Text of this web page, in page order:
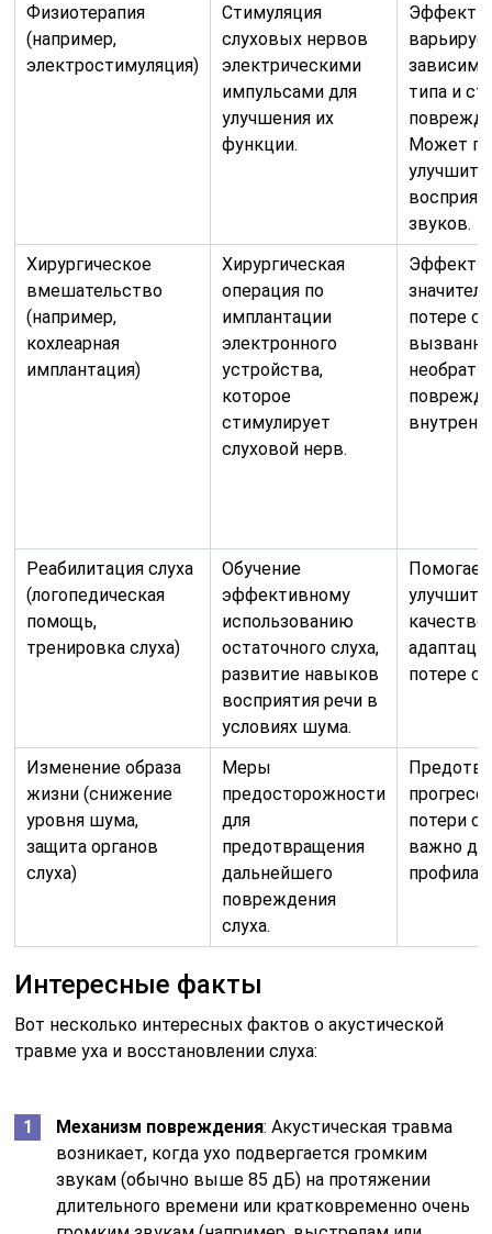
Физиотерапия
(например,
электростимуляция)
Стимуляция
слуховых нервов
электрическими
импульсами для
улучшения их
функции.
типа и
Может
улучшить
звуков.
Хирургическое
вмешательство
(например,
кохлеарная
имплантация)
Хирургическая
операция по
имплантации
электронного
устройства,
которое
стимулирует
слуховой нерв.
потере
Реабилитация слуха
(логопедическая
помощь,
тренировка слуха)
Обучение
эффективному
использованию
остаточного слуха,
развитие навыков
восприятия речи в
условиях шума.
Помогает
улучшить
потере
Изменение образа
жизни (снижение
уровня шума,
защита органов
слуха)
Меры
предосторожности
для
предотвращения
дальнейшего
повреждения
слуха.
потери
важно
Интересные факты
Вот несколько интересных фактов о акустической
травме уха и восстановлении слуха:
Механизм повреждения: Акустическая травма
возникает, когда ухо подвергается громким
звукам (обычно выше 85 дБ) на протяжении
длительного времени или кратковременно очень